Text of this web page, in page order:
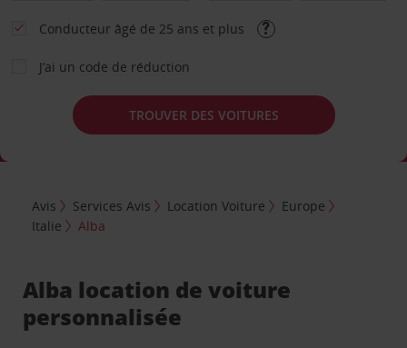
Conducteur âgé de 25 ans et plus
J’ai un code de réduction
TROUVER DES VOITURES
Avis Services Avis Location Voiture
Europe
Italie
Alba
Alba location de voiture
personnalisée